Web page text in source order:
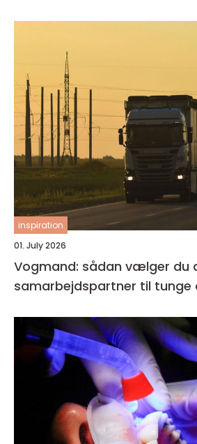
inspiration
01. July 2026
Vogmand: sådan vælger du
samarbejdspartner til tunge